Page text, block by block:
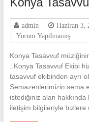
admin Haziran 3,
Yorum Yapılmamış
Konya Tasavvuf
..Konya Tasavvuf Ekibi
tasavvuf ekibinden ayrı
Semazenlerimizin sema
istediğiniz alan
iletişim bilgileriyle bizlere